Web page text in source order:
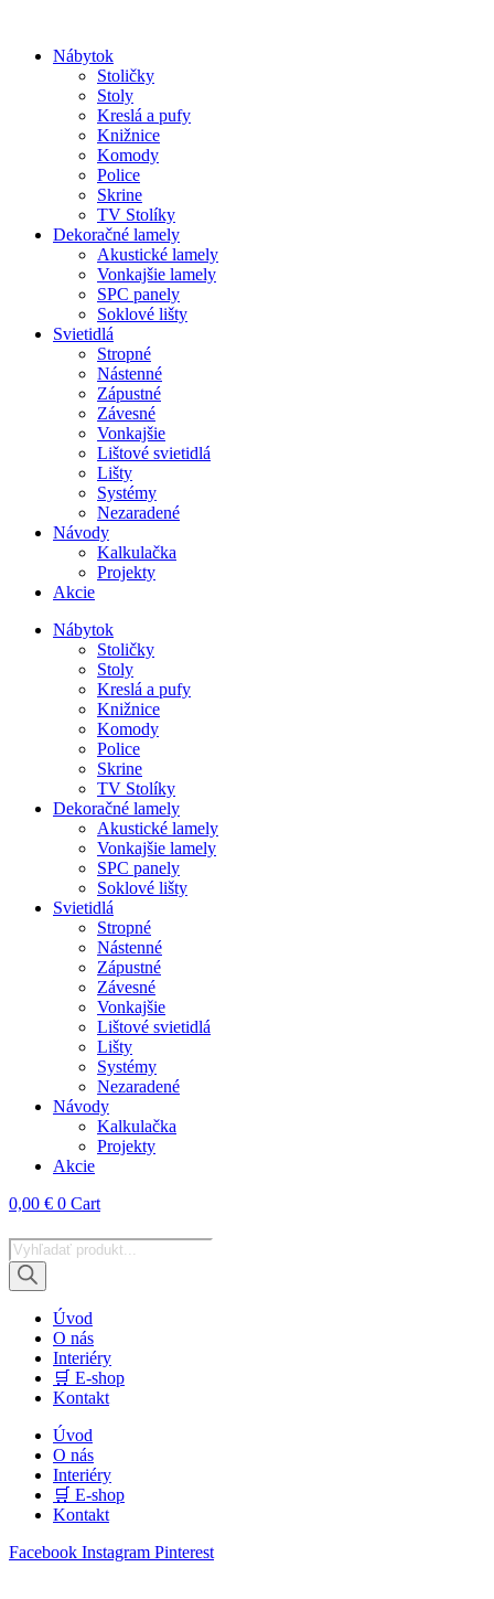
obsah
Nábytok
Stoličky
Stoly
Kreslá a pufy
Knižnice
Komody
Police
Skrine
TV Stolíky
Dekoračné lamely
Akustické lamely
Vonkajšie lamely
SPC panely
Soklové lišty
Svietidlá
Stropné
Nástenné
Zápustné
Závesné
Vonkajšie
Lištové svietidlá
Lišty
Systémy
Nezaradené
Návody
Kalkulačka
Projekty
Akcie
Nábytok
Stoličky
Stoly
Kreslá a pufy
Knižnice
Komody
Police
Skrine
TV Stolíky
Dekoračné lamely
Akustické lamely
Vonkajšie lamely
SPC panely
Soklové lišty
Svietidlá
Stropné
Nástenné
Zápustné
Závesné
Vonkajšie
Lištové svietidlá
Lišty
Systémy
Nezaradené
Návody
Kalkulačka
Projekty
Akcie
0,00 € 0 Cart
Products
search
Úvod
O nás
Interiéry
🛒 E-shop
Kontakt
Úvod
O nás
Interiéry
🛒 E-shop
Kontakt
Facebook Instagram Pinterest